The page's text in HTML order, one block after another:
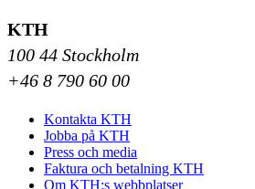
KTH
100 44 Stockholm
+46 8 790 60 00
Kontakta KTH
Jobba på KTH
Press och media
Faktura och betalning KTH
Om KTH:s webbplatser